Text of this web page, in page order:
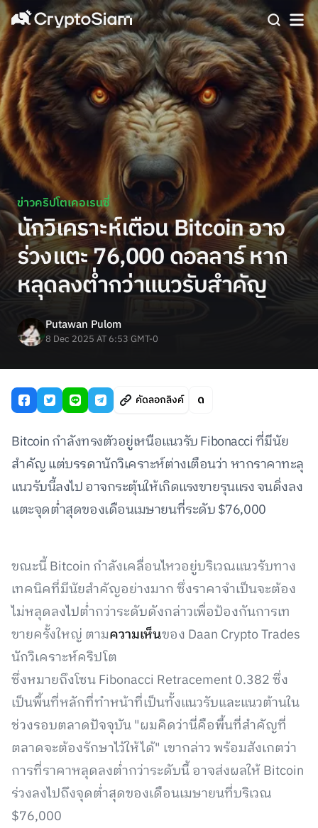
ข่าวคริปโตเคอเรนซี่
นักวิเคราะห์เตือน Bitcoin อาจ
ร่วงแตะ 76,000 ดอลลาร์ หาก
หลุดลงต่ำกว่าแนวรับสำคัญ
Putawan Pulom
8 Dec 2025 AT 6:53 GMT-0
คัดลอกลิงค์
Bitcoin กำลังทรงตัวอยู่เหนือแนวรับ Fibonacci ที่มีนัย
สำคัญ แต่บรรดานักวิเคราะห์ต่างเตือนว่า หากราคาทะลุ
แนวรับนี้ลงไป อาจกระตุ้นให้เกิดแรงขายรุนแรง จนดิ่งลง
แตะจุดต่ำสุดของเดือนเมษายนที่ระดับ $76,000
ขณะนี้ Bitcoin กำลังเคลื่อนไหวอยู่บริเวณแนวรับทาง
เทคนิคที่มีนัยสำคัญอย่างมาก ซึ่งราคาจำเป็นจะต้อง
ไม่หลุดลงไปต่ำกว่าระดับดังกล่าวเพื่อป้องกันการเท
ขายครั้งใหญ่ ตามความเห็นของ Daan Crypto Trades
นักวิเคราะห์คริปโต
ซึ่งหมายถึงโซน Fibonacci Retracement 0.382 ซึ่ง
เป็นพื้นที่หลักที่ทำหน้าที่เป็นทั้งแนวรับและแนวต้านใน
ช่วงรอบตลาดปัจจุบัน "ผมคิดว่านี่คือพื้นที่สำคัญที่
ตลาดจะต้องรักษาไว้ให้ได้" เขากล่าว พร้อมสังเกตว่า
การที่ราคาหลุดลงต่ำกว่าระดับนี้ อาจส่งผลให้ Bitcoin
ร่วงลงไปถึงจุดต่ำสุดของเดือนเมษายนที่บริเวณ
$76,000